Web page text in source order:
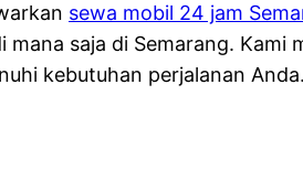
sewa mobil 24 jam
saja di Semarang. Kami
kebutuhan perjalanan Anda.